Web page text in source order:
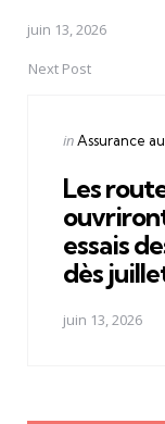
juin 13, 2026
Next Post
Posted
inAssurance
Les
essais
dès
juin 13, 2026